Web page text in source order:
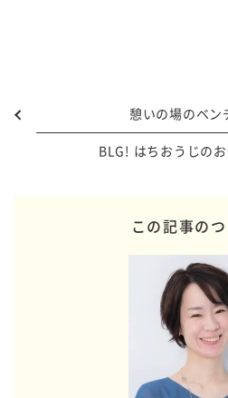
憩いの場のベン
BLG! はちおうじの
この記事の